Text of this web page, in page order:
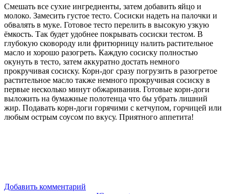
Смешать все сухие ингредиенты, затем добавить яйцо и
молоко. Замесить густое тесто. Сосиски надеть на палочки и
обвалять в муке. Готовое тесто перелить в высокую узкую
ёмкость. Так будет удобнее покрывать сосиски тестом. В
глубокую сковороду или фритюрницу налить растительное
масло и хорошо разогреть. Каждую сосиску полностью
окунуть в тесто, затем аккуратно достать немного
прокручивая сосиску. Корн-дог сразу погрузить в разогретое
растительное масло также немного прокручивая сосиску в
первые несколько минут обжаривания. Готовые корн-доги
выложить на бумажные полотенца что бы убрать лишний
жир. Подавать корн-доги горячими с кетчупом, горчицей или
любым острым соусом по вкусу. Приятного аппетита!
Добавить комментарий